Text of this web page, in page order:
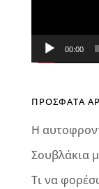
00:00
ΠΡΟΣΦΑΤΑ
Η
Σουβλάκια
Τι να